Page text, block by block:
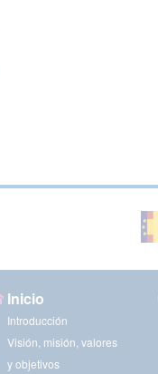
Inicio
Introducción
Visión, misión, valores
y objetivos